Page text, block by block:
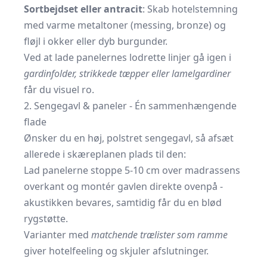
Sortbejdset eller antracit: Skab hotelstemning
med varme metaltoner (messing, bronze) og
fløjl i okker eller dyb burgunder.
Ved at lade panelernes lodrette linjer gå igen i
gardin­folder, strikkede tæpper eller lamelgardiner
får du visuel ro.
2. Sengegavl & paneler - Én sammenhængende
flade
Ønsker du en høj, polstret sengegavl, så afsæt
allerede i skære­planen plads til den:
Lad panelerne stoppe 5-10 cm over madrassens
overkant og montér gavlen direkte ovenpå -
akustikken bevares, samtidig får du en blød
rygstøtte.
Varianter med matchende trælister som ramme
giver hotel­feeling og skjuler afslutninger.